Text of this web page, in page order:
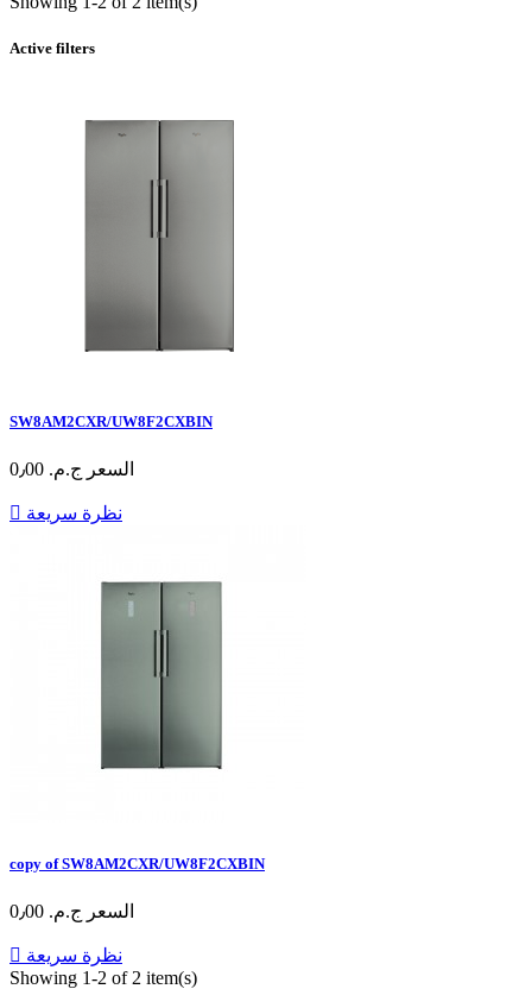
Active filters
SW8AM2CXR/UW8F2CXBIN
السعر ج.م.‏ 0٫00
 نظرة سريعة
copy of SW8AM2CXR/UW8F2CXBIN
السعر ج.م.‏ 0٫00
 نظرة سريعة
Showing 1-2 of 2 item(s)